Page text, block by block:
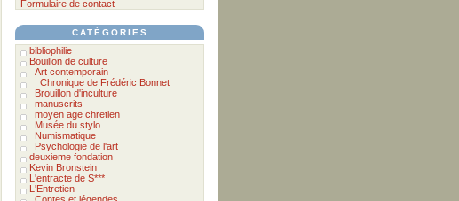
Formulaire de contact
CATÉGORIES
bibliophilie
Bouillon de culture
Art contemporain
Chronique de Frédéric Bonnet
Brouillon d'inculture
manuscrits
moyen age chretien
Musée du stylo
Numismatique
Psychologie de l'art
deuxieme fondation
Kevin Bronstein
L'entracte de S***
L'Entretien